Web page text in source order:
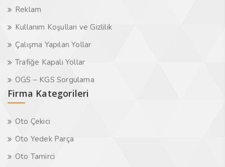
Reklam
Kullanım Koşulları ve Gizlilik
Çalışma Yapılan Yollar
Trafiğe Kapalı Yollar
OGS – KGS Sorgulama
Firma Kategorileri
Oto Çekici
Oto Yedek Parça
Oto Tamirci